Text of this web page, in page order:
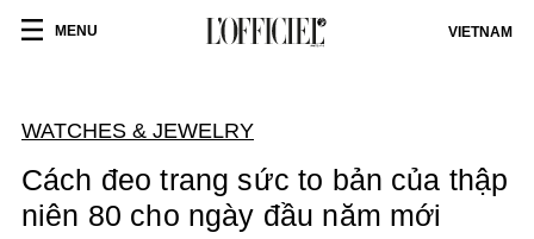
MENU VIETNAM
WATCHES & JEWELRY
Cách đeo trang sức to bản của thập
niên 80 cho ngày đầu năm mới